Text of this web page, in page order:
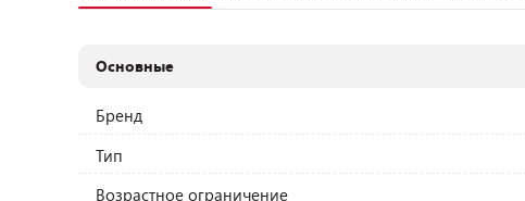
Основные
Бренд
Тип
Возрастное ограничение